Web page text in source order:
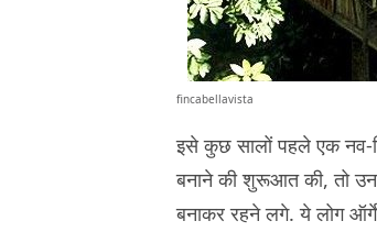
fincabellavista
इसे कुछ सालों पहले एक नव-
बनाने की शुरूआत की, तो
बनाकर रहने लगे. ये लोग